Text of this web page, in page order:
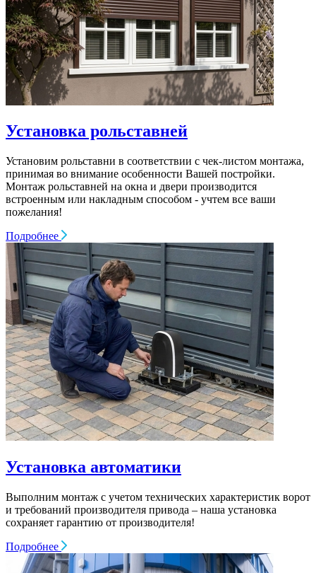
Установка рольставней
Установим рольставни в соответствии с чек-листом монтажа,
принимая во внимание особенности Вашей постройки.
Монтаж рольставней на окна и двери производится
встроенным или накладным способом - учтем все ваши
пожелания!
Подробнее
Установка автоматики
Выполним монтаж с учетом технических характеристик ворот
и требований производителя привода – наша установка
сохраняет гарантию от производителя!
Подробнее